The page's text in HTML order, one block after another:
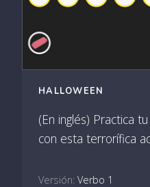
HALLOWEEN
(En inglés) Practica
con esta terrorífica
Versión: Verbo 1